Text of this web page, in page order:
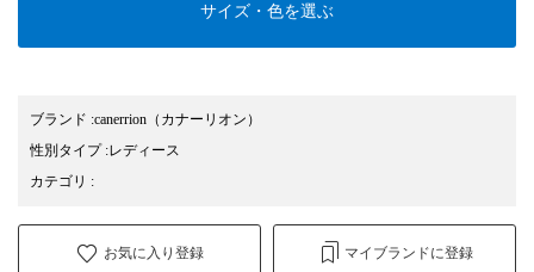
サイズ・色を選ぶ
ブランド :canerrion （カナーリオン）
性別タイプ:レディース
カテゴリ :
お気に入り登録 マイブランドに登録